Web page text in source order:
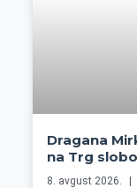
Dragana
na Trg
8. avgust 2026.